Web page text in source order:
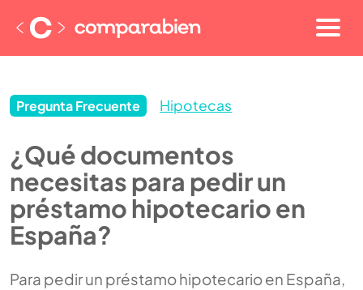
Pregunta Frecuente Hipotecas
¿Qué documentos
necesitas para pedir un
préstamo hipotecario en
España?
Para pedir un préstamo hipotecario en España,